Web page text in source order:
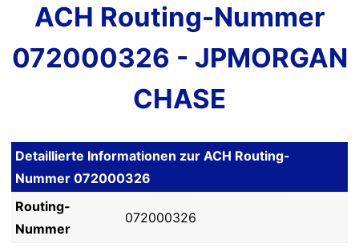
ACH Routing-Nummer
072000326 - JPMORGAN
CHASE
Detaillierte Informationen zur ACH Routing-
Nummer 072000326
Routing-
Nummer
072000326